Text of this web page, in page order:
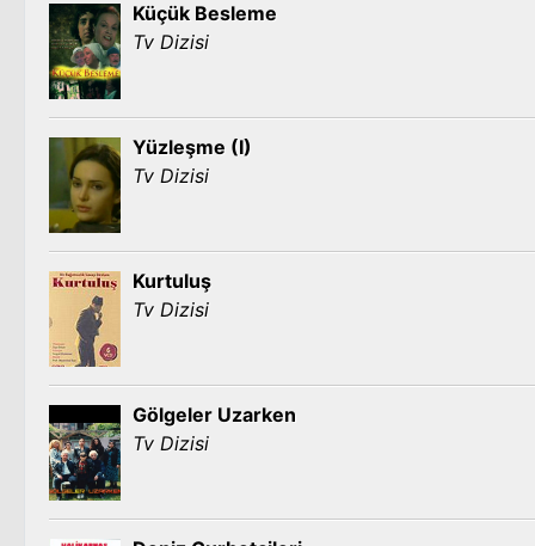
Küçük Besleme
Tv Dizisi
Yüzleşme (I)
Tv Dizisi
Kurtuluş
Tv Dizisi
Gölgeler Uzarken
Tv Dizisi